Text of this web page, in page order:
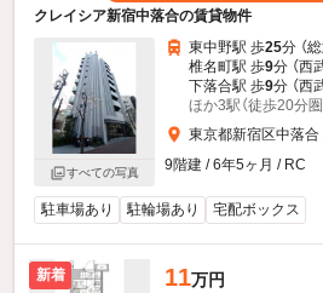
クレイシア新宿中落合の賃貸物件
すべての写真
東中野駅 歩25分 （
椎名町駅 歩9分 （西
下落合駅 歩9分 （西
ほか3駅（徒歩20分圏
東京都新宿区中落合
9階建 / 6年5ヶ月 / RC
駐車場あり 駐輪場あり 宅配ボックス
新着 11万円